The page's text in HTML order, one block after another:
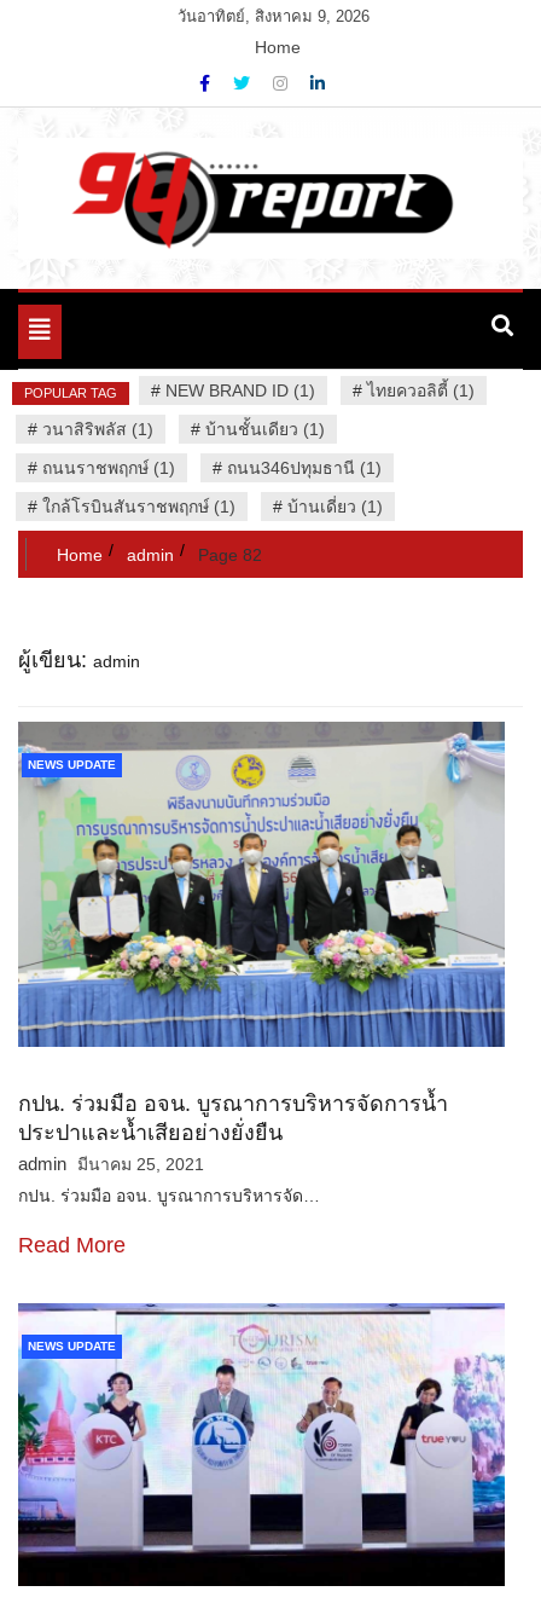
วันอาทิตย์, สิงหาคม 9, 2026
Home
94 Report.com
Variety News
Toggle
POPULAR TAG # NEW BRAND ID (1) #ไทยควอลิตี้ (1)
# วนาสิริพลัส (1) # บ้านชั้นเดียว (1)
# ถนนราชพฤกษ์ (1) # ถนน346ปทุมธานี (1)
# ใกล้โรบินสันราชพฤกษ์ (1) # บ้านเดี่ยว (1)
Home admin Page 82
ผู้เขียน: admin
NEWS UPDATE
กปน. ร่วมมือ อจน. บูรณาการบริหารจัดการน้ำ
ประปาและน้ำเสียอย่างยั่งยืน
admin
มีนาคม 25, 2021
กปน. ร่วมมือ อจน. บูรณาการบริหารจัด…
Read More
NEWS UPDATE